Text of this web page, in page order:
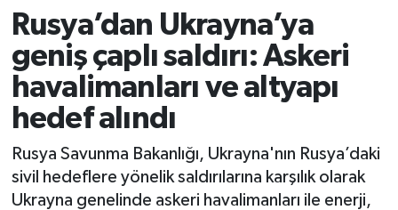
Rusya’dan Ukrayna’ya
geniş çaplı saldırı: Askeri
havalimanları ve altyapı
hedef alındı
Rusya Savunma Bakanlığı, Ukrayna'nın Rusya’daki
sivil hedeflere yönelik saldırılarına karşılık olarak
Ukrayna genelinde askeri havalimanları ile enerji,